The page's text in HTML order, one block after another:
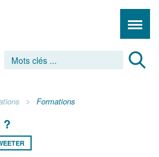
Formations
?